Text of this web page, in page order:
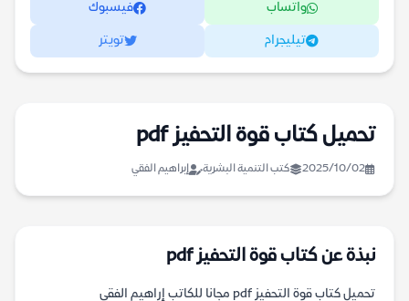
واتساب فيسبوك
تيليجرام تويتر
تحميل كتاب قوة التحفيز pdf
2025/10/02 كتب التنمية البشرية إبراهيم الفقي
نبذة عن كتاب قوة التحفيز pdf
تحميل كتاب قوة التحفيز pdf مجانا للكاتب إراهيم الفقي